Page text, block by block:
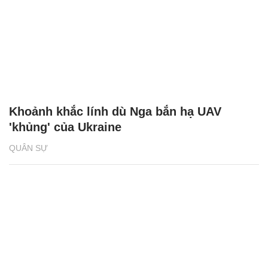
QUÂN SỰ
Khoảnh khắc lính dù Nga bắn hạ UAV
'khủng' của Ukraine